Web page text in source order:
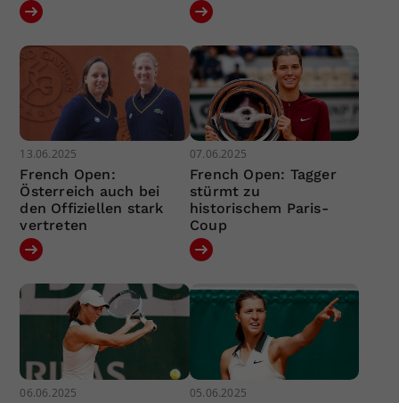
13.06.2025
French Open:
Österreich auch bei
den Offiziellen stark
vertreten
07.06.2025
French Open: Tagger
stürmt zu
historischem Paris-
Coup
06.06.2025 05.06.2025